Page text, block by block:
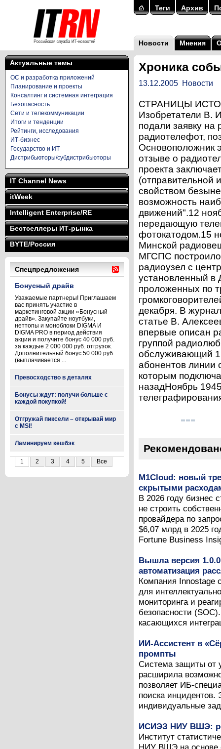
Теги Архив
Новости Мнения
Актуальные темы
ОС и разработка приложений
Планирование и проекты
Консалтинг и системная интеграция
Безопасность
Сети и телекоммуникации
Итоги и тенденции
Рейтинги, исследования
ИТ-бизнес
Государство и ИТ
Дистрибьюторы/субдистрибьюторы
IT Channel News
itWeek
Intelligent Enterprise/RE
Бестселлеры ИТ-рынка
BYTE/Россия
Спецпредложения
Бонусный драйв
Уважаемые партнеры! Приглашаем
вас принять участие в
маркетинговой акции «Бонусный
драйв». Закупайте ноутбуки,
неттопы и моноблоки DIGMA И
DIGMA PRO в период действия
акции и получите бонус 40 000 руб.
за каждые 2 000 000 руб. отгрузок.
Дополнительный бонус 50 000 руб.
(выплачивается ...
Превосходство в деталях
Бонусы ждут: получи больше с
каждой покупкой!
Отгружай пиксели – открывай мир
с MSI!
Ламинируем кешбэк
1 2 3 4 5 Все
Хроника
13.12.2005 Новости
СТРАНИЦЫ
Изобретатели В.
подали заявку на
радиотелефот,
Основоположник
отзыве о
проекта
(отправительной
свойством
возможность
движений".12
передающую
фотокатодом.15
Минской
МГСПС
радиоузел с
установленный в
проложенных по
декабря. В
статье В.
впервые описан
группой
обслуживающий
абонентов линии
которым
назадНоябрь
M1Cloud: новый
скрытыми
В 2026 году бизнес
не строить
провайдера по
$6,07 млрд в 2025
Fortune Business
Вышла версия
автоматизация
Компания Innostage
для
мониторинга и
безопасности
касающихся
ИИ-Ассистент в
промпты
Система защиты от
расширила
позволяет ИБ-
поиска инцидентов.
индивидуальные
ИСИЭЗ НИУ ВШЭ:
Институт
НИУ ВШЭ на основе